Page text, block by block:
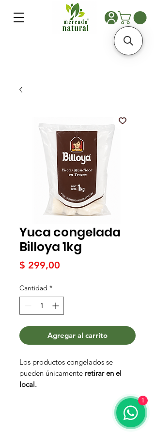
Yuca congelada
Billoya 1kg
$ 299,00
Cantidad *
Agregar al carrito
Los productos congelados se
pueden únicamente retirar en el
local.
1